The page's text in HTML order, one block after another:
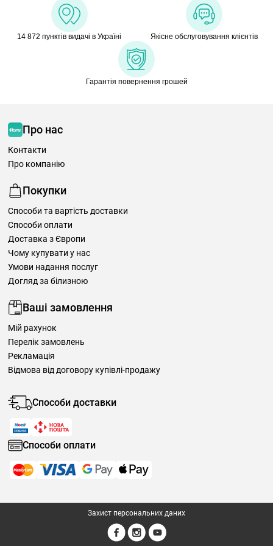
14 872 пунктів видачі в Україні Якісне обслуговування клієнтів
Гарантія повернення грошей
Про нас
Контакти
Про компанію
Покупки
Способи та вартість доставки
Способи оплати
Доставка з Європи
Чому купувати у нас
Умови надання послуг
Догляд за білизною
Ваші замовлення
Мій рахунок
Перелік замовлень
Рекламація
Відмова від договору купівлі-продажу
Способи доставки
Способи оплати
Захист персональних даних